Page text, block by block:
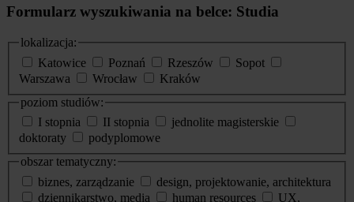
Formularz wyszukiwania na belce: Studia
lokalizacja:
Katowice
Poznań Rzeszów
Sopot
Warszawa
Wrocław
Kraków
poziom studiów:
I stopnia
II stopnia
jednolite magisterskie
doktoraty
podyplomowe
obszar tematyczny:
biznes, zarządzanie
design, projektowanie, architektura
dziennikarstwo, media
human resources
UX,